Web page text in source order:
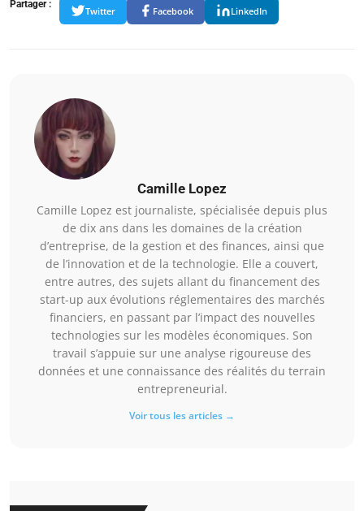
Partager :
Twitter Facebook LinkedIn
Camille Lopez
Camille Lopez est journaliste, spécialisée depuis plus
de dix ans dans les domaines de la création
d’entreprise, de la gestion et des finances, ainsi que
de l’innovation et de la technologie. Elle a couvert,
entre autres, des sujets allant du financement des
start-up aux évolutions réglementaires des marchés
financiers, en passant par l’impact des nouvelles
technologies sur les modèles économiques. Son
travail s’appuie sur une analyse rigoureuse des
données et une connaissance des réalités du terrain
entrepreneurial.
Voir tous les articles →